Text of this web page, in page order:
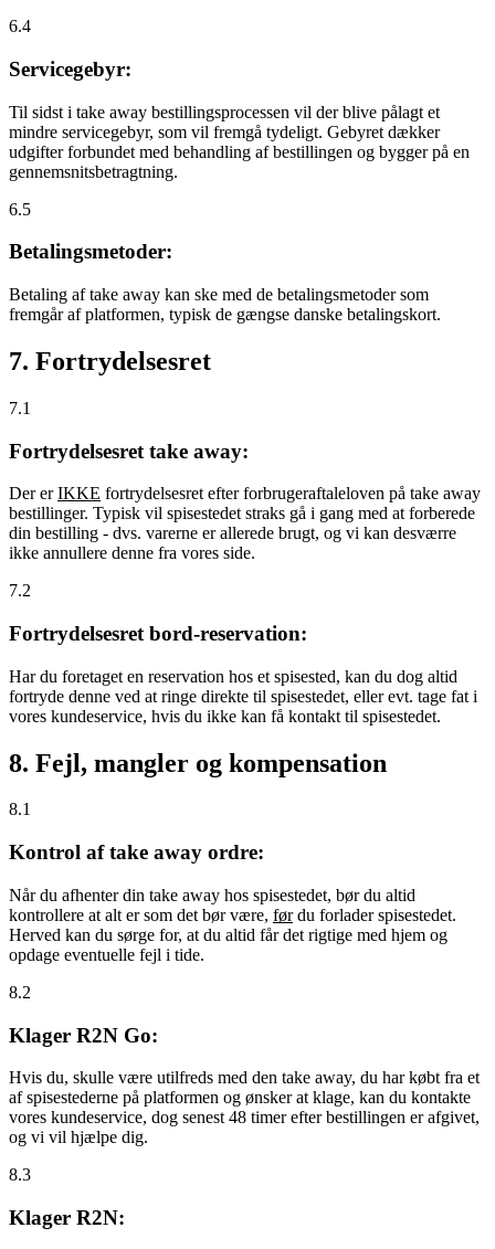
6.4
Servicegebyr:
Til sidst i take away bestillingsprocessen vil der blive pålagt et
mindre servicegebyr, som vil fremgå tydeligt. Gebyret dækker
udgifter forbundet med behandling af bestillingen og bygger på en
gennemsnitsbetragtning.
6.5
Betalingsmetoder:
Betaling af take away kan ske med de betalingsmetoder som
fremgår af platformen, typisk de gængse danske betalingskort.
7. Fortrydelsesret
7.1
Fortrydelsesret take away:
Der erIKKE fortrydelsesret efter forbrugeraftaleloven på take away
bestillinger. Typisk vil spisestedet straks gå i gang med at forberede
din bestilling - dvs. varerne er allerede brugt, og vi kan desværre
ikke annullere denne fra vores side.
7.2
Fortrydelsesret bord-reservation:
Har du foretaget en reservation hos et spisested, kan du dog altid
fortryde denne ved at ringe direkte til spisestedet, eller evt. tage fat i
vores kundeservice, hvis du ikke kan få kontakt til spisestedet.
8. Fejl, mangler og kompensation
8.1
Kontrol af take away ordre:
Når du afhenter din take away hos spisestedet, bør du altid
kontrollere at alt er som det bør være, førdu forlader spisestedet.
Herved kan du sørge for, at du altid får det rigtige med hjem og
opdage eventuelle fejl i tide.
8.2
Klager R2N Go:
Hvis du, skulle være utilfreds med den take away, du har købt fra et
af spisestederne på platformen og ønsker at klage, kan du kontakte
vores kundeservice, dog senest 48 timer efter bestillingen er afgivet,
og vi vil hjælpe dig.
8.3
Klager R2N: